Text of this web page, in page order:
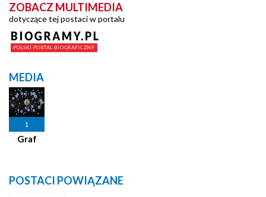
ZOBACZ MULTIMEDIA
dotyczące tej postaci w portalu
MEDIA
1
Graf
POSTACI POWIĄZANE